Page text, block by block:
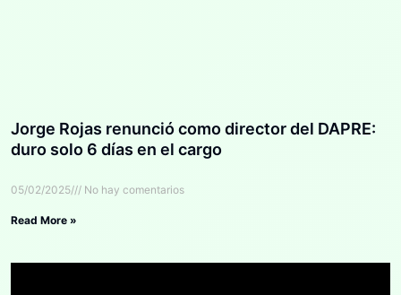
Jorge Rojas renunció como director del DAPRE:
duro solo 6 días en el cargo
05/02/2025 No hay comentarios
Read More »